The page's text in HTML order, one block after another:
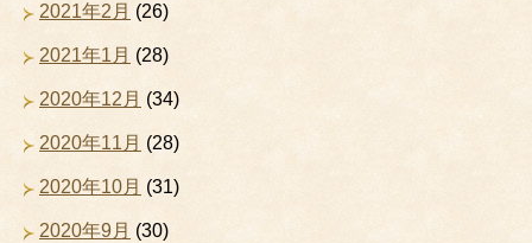
2021年2月 (26)
2021年1月 (28)
2020年12月 (34)
2020年11月 (28)
2020年10月 (31)
2020年9月 (30)